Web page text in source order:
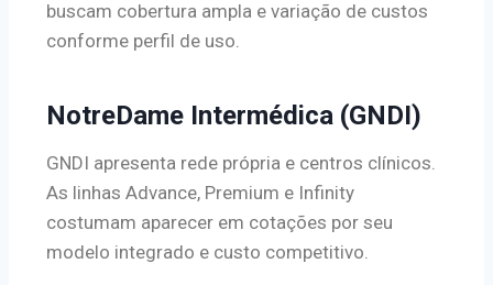
buscam cobertura ampla e variação de custos
conforme perfil de uso.
NotreDame Intermédica (GNDI)
GNDI apresenta rede própria e centros clínicos.
As linhas Advance, Premium e Infinity
costumam aparecer em cotações por seu
modelo integrado e custo competitivo.